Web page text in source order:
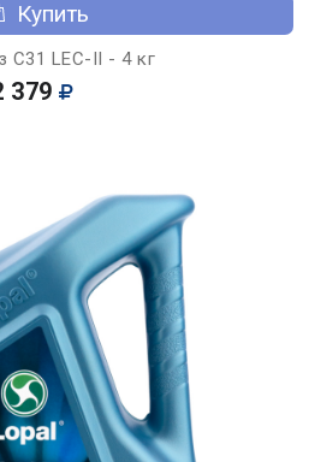
Купить
C31 LEC-II - 4 кг
379